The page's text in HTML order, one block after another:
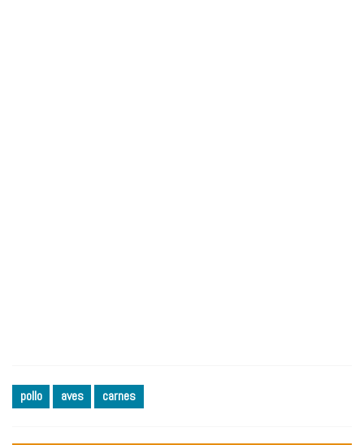
pollo aves carnes